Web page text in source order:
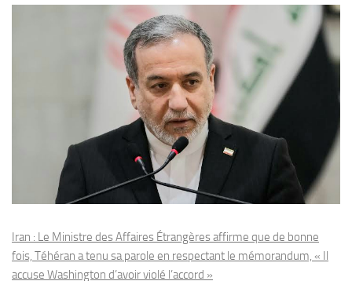
Iran : Le Ministre des Affaires Étrangères affirme que de bonne
fois, Téhéran a tenu sa parole en respectant le mémorandum, « Il
accuse Washington d’avoir violé l’accord »